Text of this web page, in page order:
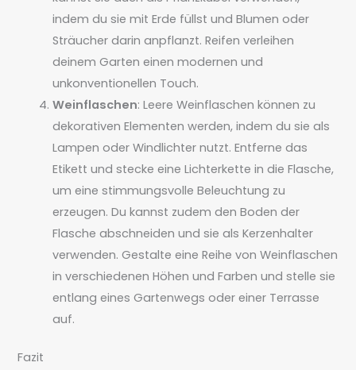
indem du sie mit Erde füllst und Blumen oder
Sträucher darin anpflanzt. Reifen verleihen
deinem Garten einen modernen und
unkonventionellen Touch.
Weinflaschen: Leere Weinflaschen können zu
dekorativen Elementen werden, indem du sie als
Lampen oder Windlichter nutzt. Entferne das
Etikett und stecke eine Lichterkette in die Flasche,
um eine stimmungsvolle Beleuchtung zu
erzeugen. Du kannst zudem den Boden der
Flasche abschneiden und sie als Kerzenhalter
verwenden. Gestalte eine Reihe von Weinflaschen
in verschiedenen Höhen und Farben und stelle sie
entlang eines Gartenwegs oder einer Terrasse
auf.
Fazit